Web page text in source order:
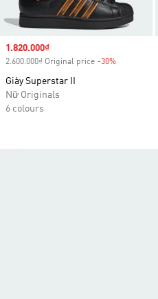
Sale price
1.820.000₫
2.600.000₫ Original price -30%
Giày Superstar II
Nữ Originals
6 colours